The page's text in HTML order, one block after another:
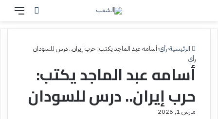
بحث عن
الرئيسية-رأي-أسامه عبد الماجد يكتب: حرب إيران.. درس للسودان
رأي
أسامه عبد الماجد يكتب:
حرب إيران.. درس للسودان
مارس 1, 2026